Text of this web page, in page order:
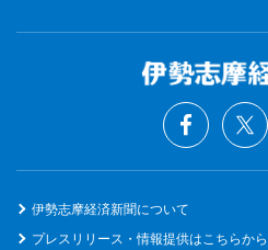
伊勢志摩経済新聞について
プレスリリース・情報提供はこちらから